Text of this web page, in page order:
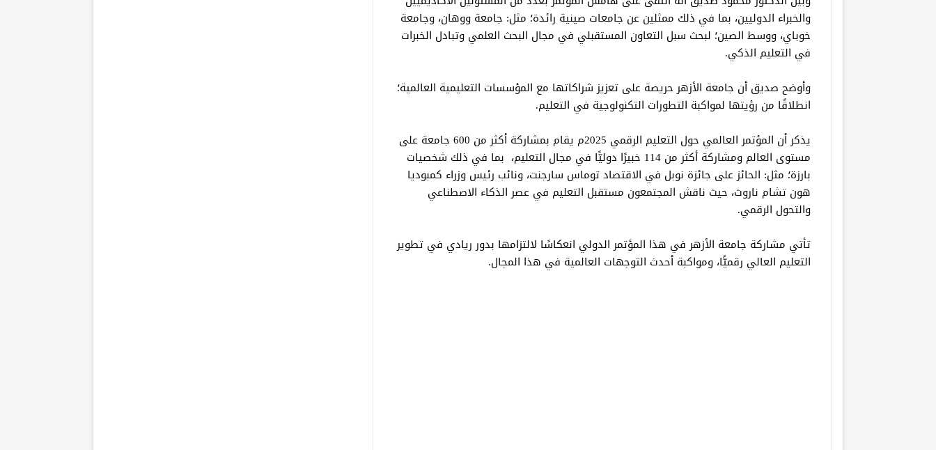
والخبراء الدوليين، بما في ذلك ممثلين عن جامعات صينية رائدة؛ مثل: جامعة ووهان، وجامعة
خوباي، ووسط الصين؛ لبحث سبل التعاون المستقبلي في مجال البحث العلمي وتبادل الخبرات
في التعليم الذكي.
وأوضح صديق أن جامعة الأزهر حريصة على تعزيز شراكاتها مع المؤسسات التعليمية العالمية؛
انطلاقًا من رؤيتها لمواكبة التطورات التكنولوجية في التعليم.
يذكر أن المؤتمر العالمي حول التعليم الرقمي 2025م يقام بمشاركة أكثر من 600 جامعة على
مستوى العالم ومشاركة أكثر من 114 خبيرًا دوليًّا في مجال التعليم، بما في ذلك شخصيات
بارزة؛ مثل: الحائز على جائزة نوبل في الاقتصاد توماس سارجنت، ونائب رئيس وزراء كمبوديا
هون تشام ناروث، حيث ناقش المجتمعون مستقبل التعليم في عصر الذكاء الاصطناعي
والتحول الرقمي.
تأتي مشاركة جامعة الأزهر في هذا المؤتمر الدولي انعكاسًا لالتزامها بدور ريادي في تطوير
التعليم العالي رقميًّا، ومواكبة أحدث التوجهات العالمية في هذا المجال.